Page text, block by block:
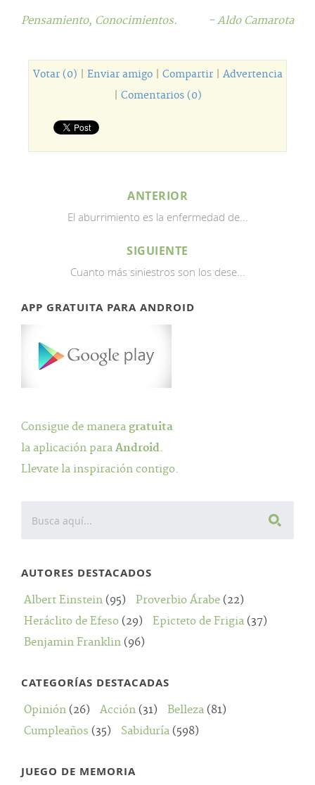
Pensamiento, Conocimientos. - Aldo Camarota
Votar (0) Enviar amigo| Compartir| Advertencia
Comentarios (0)
ANTERIOR
El aburrimiento es la enfermedad de...
SIGUIENTE
Cuanto más siniestros son los dese...
APP GRATUITA PARA ANDROID
Consigue de manera gratuita
la aplicación para Android.
Llevate la inspiración contigo.
AUTORES DESTACADOS
Albert Einstein (95) Proverbio Árabe (22)
Heráclito de Efeso (29) Epicteto de Frigia (37)
Benjamin Franklin (96)
CATEGORÍAS DESTACADAS
Opinión (26) Acción (31) Belleza (81)
Cumpleaños (35) Sabiduría (598)
JUEGO DE MEMORIA